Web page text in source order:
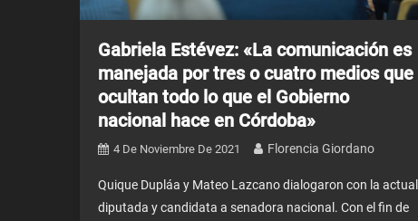
Gabriela Estévez: «La comunicación es
manejada por tres o cuatro medios que
ocultan todo lo que el Gobierno
nacional hace en Córdoba»
4 De Noviembre De 2021 Florencia Giordano
Quique Dupláa y Mateo Lazcano dialogaron con la actual
diputada y candidata a senadora nacional. Con el fin de